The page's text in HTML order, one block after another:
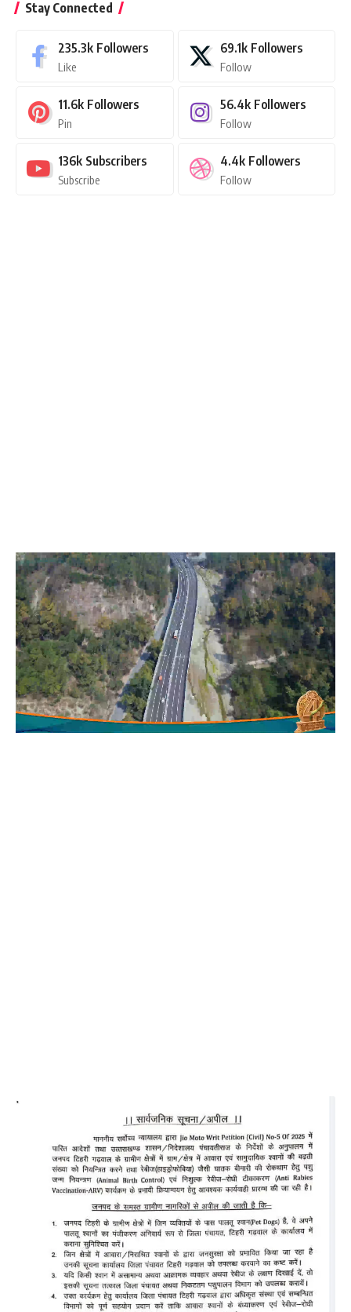
Stay Connected
235.3k Followers
Like
69.1k Followers
Follow
11.6k Followers
Pin
56.4k Followers
Follow
136k Subscribers
Subscribe
4.4k Followers
Follow